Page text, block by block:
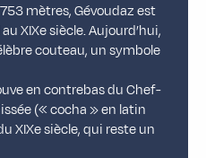
mètres, Gévoudaz est
XIXe siècle. Aujourd’hui,
couteau, un symbole
en contrebas du Chef-
(« cocha » en latin
XIXe siècle, qui reste un